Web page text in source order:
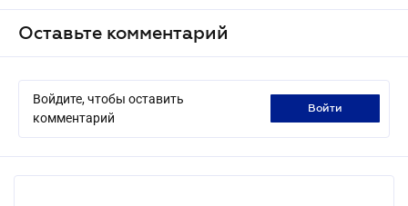
Оставьте комментарий
Войдите, чтобы оставить
комментарий
войти